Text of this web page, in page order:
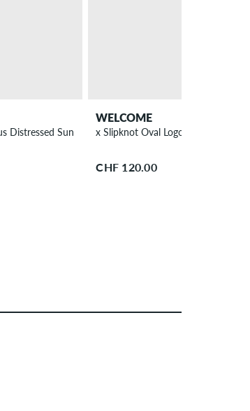
Distressed Sun Fade Hoodie
WELCOME
x Slipknot Oval Logo 9.5"
CHF 120.00